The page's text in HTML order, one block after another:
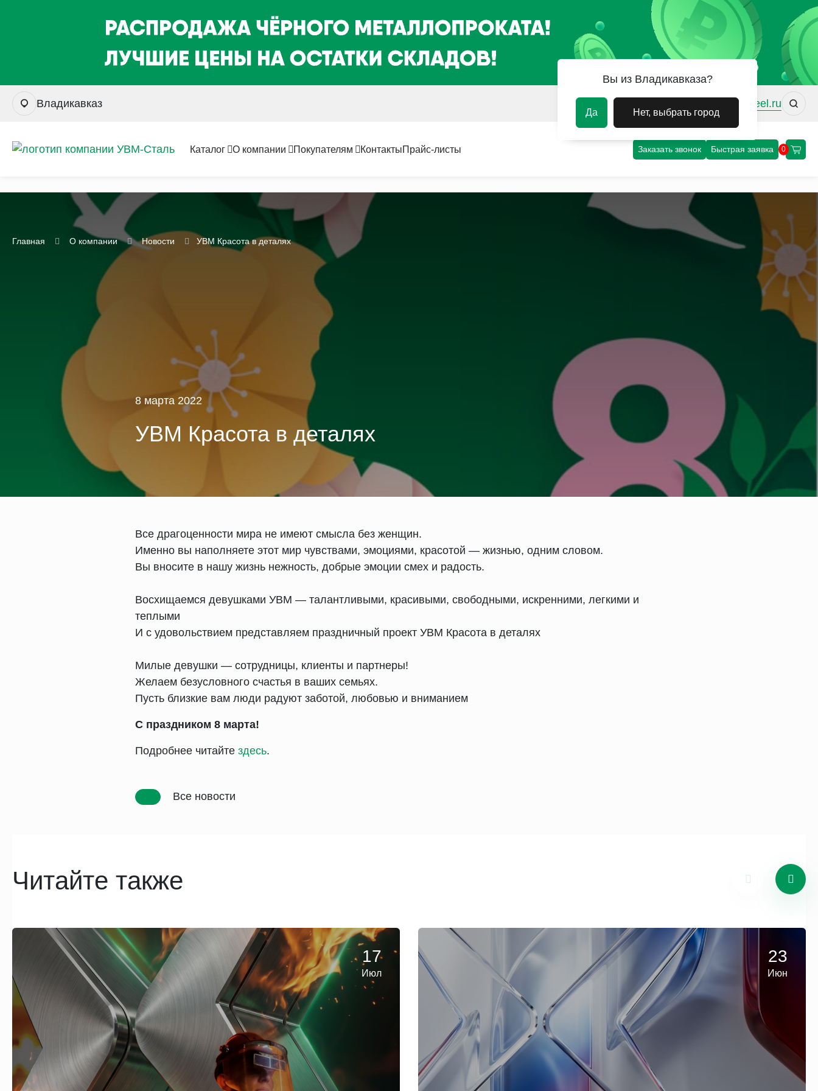
Владикавказ vdk@uvm-steel.ru
Каталог О компании Покупателям КонтактыПрайс-листы Заказать звонок Быстрая заявка 0
Главная О компании Новости УВМ Красота в деталях
8 марта 2022
УВМ Красота в деталях
Все драгоценности мира не имеют смысла без женщин.
Именно вы наполняете этот мир чувствами, эмоциями, красотой — жизнью, одним словом.
Вы вносите в нашу жизнь нежность, добрые эмоции смех и радость.
Восхищаемся девушками УВМ — талантливыми, красивыми, свободными, искренними, легкими и
теплыми
И с удовольствием представляем праздничный проект УВМ Красота в деталях
Милые девушки — сотрудницы, клиенты и партнеры!
Желаем безусловного счастья в ваших семьях.
Пусть близкие вам люди радуют заботой, любовью и вниманием
С праздником 8 марта!
Подробнее читайте здесь.
Все новости
Читайте также
17
Июл
23
Июн
Вы из Владикавказа?
Да Нет, выбрать город